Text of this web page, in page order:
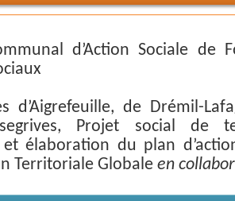
d’Action Sociale de
d’Aigrefeuille, de Drémil-
Projet social de
élaboration du plan
Territoriale Globale en